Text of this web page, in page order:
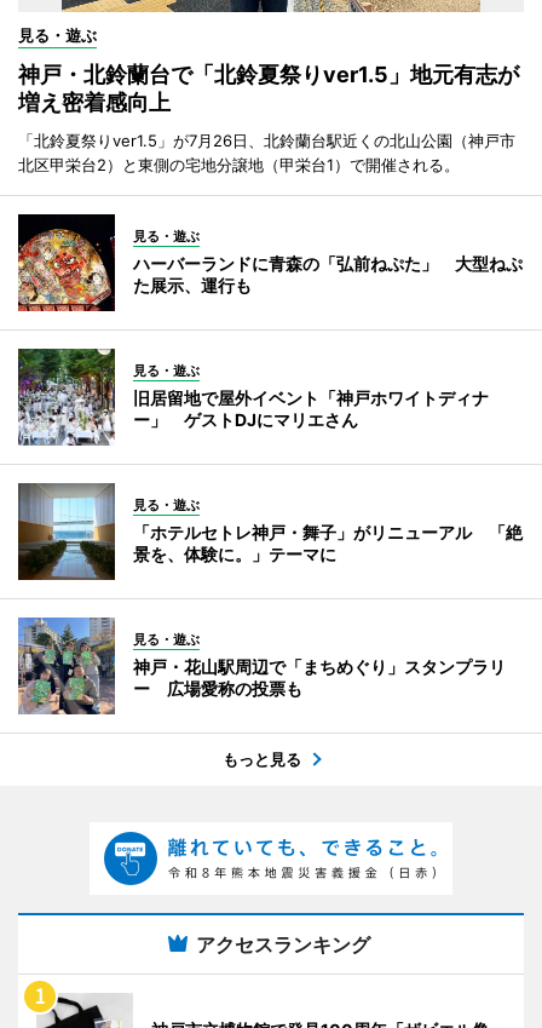
見る・遊ぶ
神戸・北鈴蘭台で「北鈴夏祭りver1.5」地元有志が
増え密着感向上
「北鈴夏祭りver1.5」が7月26日、北鈴蘭台駅近くの北山公園（神戸市
北区甲栄台2）と東側の宅地分譲地（甲栄台1）で開催される。
見る・遊ぶ
ハーバーランドに青森の「弘前ねぷた」 大型ねぷ
た展示、運行も
見る・遊ぶ
旧居留地で屋外イベント「神戸ホワイトディナ
ー」 ゲストDJにマリエさん
見る・遊ぶ
「ホテルセトレ神戸・舞子」がリニューアル 「絶
景を、体験に。」テーマに
見る・遊ぶ
神戸・花山駅周辺で「まちめぐり」スタンプラリ
ー 広場愛称の投票も
もっと見る
アクセスランキング